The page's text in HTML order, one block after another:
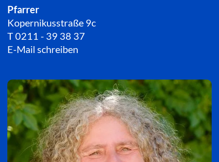
Pfarrer
Kopernikusstraße 9c
T0211 - 39 38 37
E-Mail schreiben